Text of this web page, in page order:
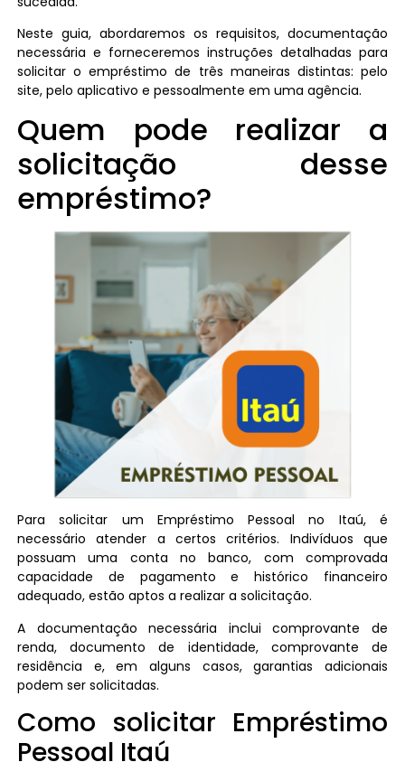
Neste guia, abordaremos os requisitos, documentação
necessária e forneceremos instruções detalhadas para
solicitar o empréstimo de três maneiras distintas: pelo
site, pelo aplicativo e pessoalmente em uma agência.
Quem pode realizar a
solicitação desse
empréstimo?
Para solicitar um Empréstimo Pessoal no Itaú, é
necessário atender a certos critérios. Indivíduos que
possuam uma conta no banco, com comprovada
capacidade de pagamento e histórico financeiro
adequado, estão aptos a realizar a solicitação.
A documentação necessária inclui comprovante de
renda, documento de identidade, comprovante de
residência e, em alguns casos, garantias adicionais
podem ser solicitadas.
Como solicitar Empréstimo
Pessoal Itaú